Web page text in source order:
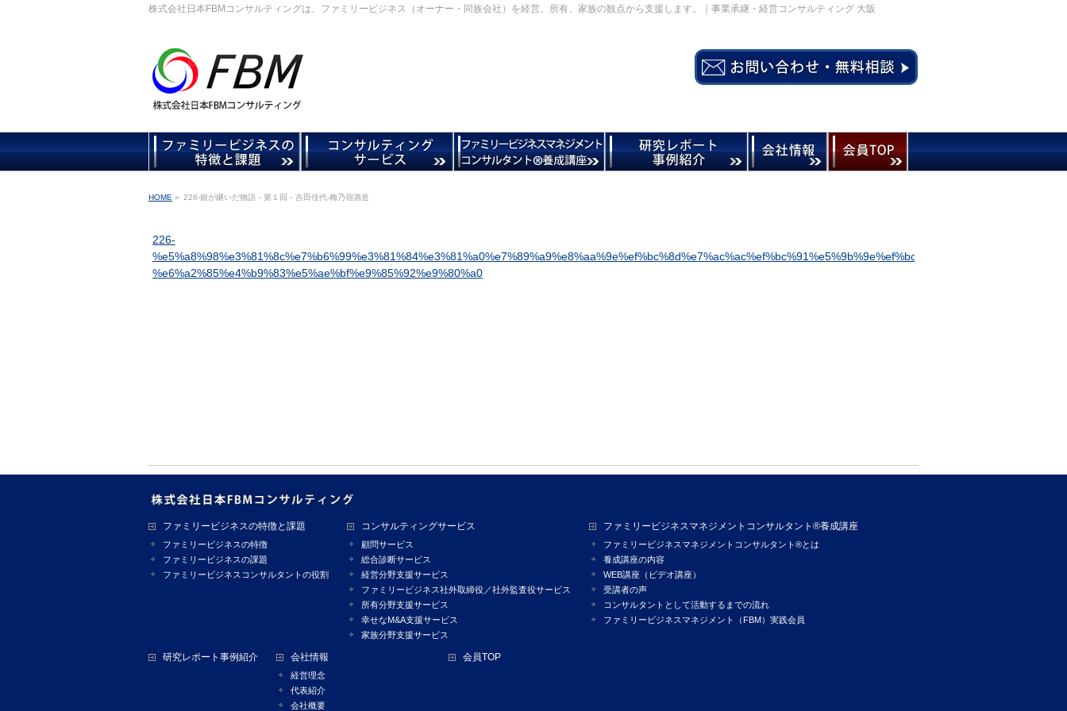
株式会社日本FBMコンサルティングは、ファミリービジネス（オーナー・同族会社）を経営、所有、家族の観点から支援します。｜事業承継・経営コンサルティング 大阪
HOME » 226-娘が継いだ物語－第１回－吉田佳代-梅乃宿酒造
226-
%e6%a2%85%e4%b9%83%e5%ae%bf%e9%85%92%e9%80%a0
ファミリービジネスの特徴と課題
ファミリービジネスの特徴
ファミリービジネスの課題
ファミリービジネスコンサルタントの役割
コンサルティングサービス
顧問サービス
総合診断サービス
経営分野支援サービス
ファミリービジネス社外取締役／社外監査役サービス
所有分野支援サービス
幸せなM&A支援サービス
家族分野支援サービス
ファミリービジネスマネジメントコンサルタント®養成講座
ファミリービジネスマネジメントコンサルタント®とは
養成講座の内容
WEB講座（ビデオ講座）
受講者の声
コンサルタントとして活動するまでの流れ
ファミリービジネスマネジメント（FBM）実践会員
研究レポート事例紹介 会社情報
経営理念
代表紹介
会社概要
会員TOP